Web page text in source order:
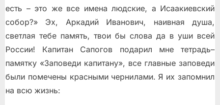
есть – это же все имена людские, а Исаакиевский
собор?» Эх, Аркадий Иванович, наивная душа,
светлая тебе память, твои бы слова да в уши всей
России! Капитан Сапогов подарил мне тетрадь–
памятку «Заповеди капитану», все главные заповеди
были помечены красными чернилами. Я их запомнил
на всю жизнь: